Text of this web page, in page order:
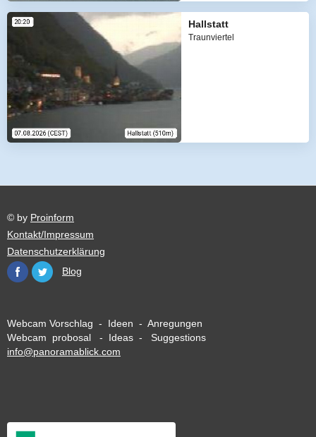
Hallstatt
Traunviertel
© by Proinform
Kontakt/Impressum
Datenschutzerklärung
Blog
Webcam Vorschlag - Ideen - Anregungen
Webcam probosal - Ideas - Suggestions
info@panoramablick.com